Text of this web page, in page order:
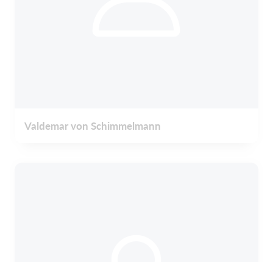
Valdemar von Schimmelmann